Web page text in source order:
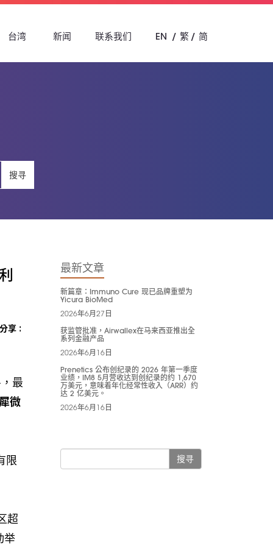
台湾 新闻 联系我们 EN 繁 简
搜寻
分享 :
最
微
限
超
举
最新文章
新篇章：Immuno Cure 现已品牌重塑为
Yicura BioMed
2026年6月27日
获监管批准，Airwallex在马来西亚推出全
系列金融产品
2026年6月16日
Prenetics 公布创纪录的 2026 年第一季度
业绩，IM8 5月营收达到创纪录的约 1,670
万美元，意味着年化经常性收入（ARR）约
达 2 亿美元。
2026年6月16日
搜寻